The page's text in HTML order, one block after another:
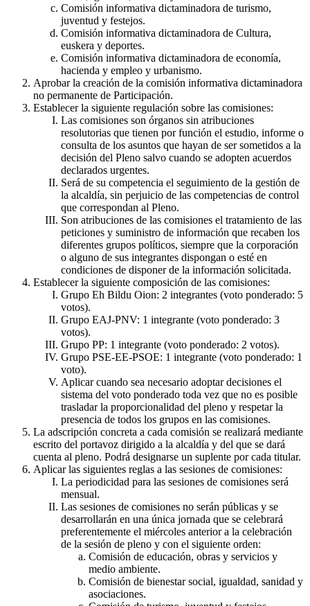
Comisión informativa dictaminadora de turismo,
juventud y festejos.
Comisión informativa dictaminadora de Cultura,
euskera y deportes.
Comisión informativa dictaminadora de economía,
hacienda y empleo y urbanismo.
Aprobar la creación de la comisión informativa dictaminadora
no permanente de Participación.
Establecer la siguiente regulación sobre las comisiones:
Las comisiones son órganos sin atribuciones
resolutorias que tienen por función el estudio, informe o
consulta de los asuntos que hayan de ser sometidos a la
decisión del Pleno salvo cuando se adopten acuerdos
declarados urgentes.
Será de su competencia el seguimiento de la gestión de
la alcaldía, sin perjuicio de las competencias de control
que correspondan al Pleno.
Son atribuciones de las comisiones el tratamiento de las
peticiones y suministro de información que recaben los
diferentes grupos políticos, siempre que la corporación
o alguno de sus integrantes dispongan o esté en
condiciones de disponer de la información solicitada.
Establecer la siguiente composición de las comisiones:
Grupo Eh Bildu Oion: 2 integrantes (voto ponderado: 5
votos).
Grupo EAJ-PNV: 1 integrante (voto ponderado: 3
votos).
Grupo PP: 1 integrante (voto ponderado: 2 votos).
Grupo PSE-EE-PSOE: 1 integrante (voto ponderado: 1
voto).
Aplicar cuando sea necesario adoptar decisiones el
sistema del voto ponderado toda vez que no es posible
trasladar la proporcionalidad del pleno y respetar la
presencia de todos los grupos en las comisiones.
La adscripción concreta a cada comisión se realizará mediante
escrito del portavoz dirigido a la alcaldía y del que se dará
cuenta al pleno. Podrá designarse un suplente por cada titular.
Aplicar las siguientes reglas a las sesiones de comisiones:
La periodicidad para las sesiones de comisiones será
mensual.
Las sesiones de comisiones no serán públicas y se
desarrollarán en una única jornada que se celebrará
preferentemente el miércoles anterior a la celebración
de la sesión de pleno y con el siguiente orden:
Comisión de educación, obras y servicios y
medio ambiente.
Comisión de bienestar social, igualdad, sanidad y
asociaciones.